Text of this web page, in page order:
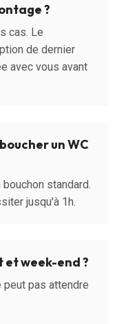
?
cas. Le
de dernier
avec vous avant
un WC
standard.
jusqu'à 1h.
et week-end ?
peut pas attendre